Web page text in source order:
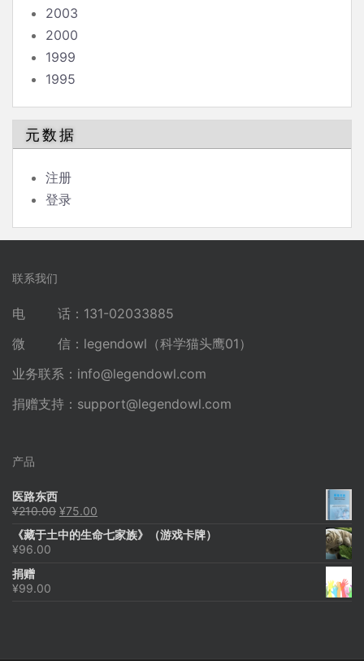
2003
2000
1999
1995
元数据
注册
登录
联系我们
电 话：131-02033885
微 信：legendowl（科学猫头鹰01）
业务联系： info@legendowl.com
捐赠支持： support@legendowl.com
产品
医路东西
¥210.00 原
为：
¥75.00
价
《藏于土中的生命七家族》（游戏卡牌）
¥96.00
捐赠
¥99.00